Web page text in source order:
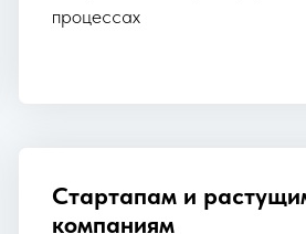
процессах
Стартапам и
компаниям